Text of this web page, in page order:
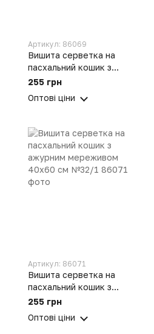
Артикул: 86069
Вишита серветка на
пасхальний кошик з
ажурним мереживом
255 грн
Оптові ціни
Артикул: 86071
Вишита серветка на
пасхальний кошик з
ажурним мереживом
255 грн
Оптові ціни